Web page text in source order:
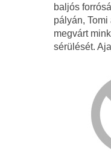
baljós
pályán,
megvárt
sérülését.